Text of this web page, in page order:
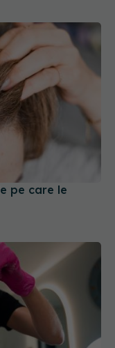
pe care le